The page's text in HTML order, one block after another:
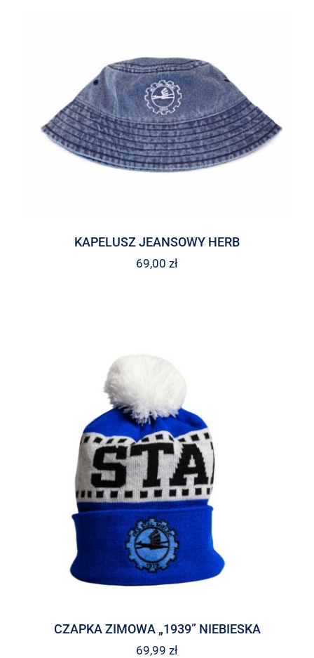
KAPELUSZ JEANSOWY HERB
69,00 zł
CZAPKA ZIMOWA „1939” NIEBIESKA
69,99 zł